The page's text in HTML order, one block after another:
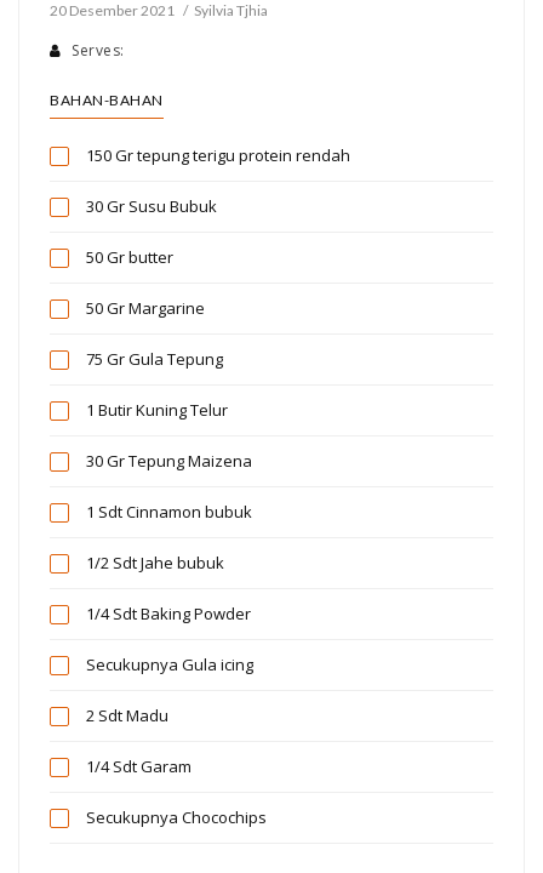
20 Desember 2021 Syilvia Tjhia
Serves:
BAHAN-BAHAN
150 Grtepung terigu protein rendah
30 Gr Susu Bubuk
50 Grbutter
50 GrMargarine
75 GrGula Tepung
1 ButirKuning Telur
30 GrTepung Maizena
1 SdtCinnamon bubuk
1/2 SdtJahe bubuk
1/4 SdtBaking Powder
Secukupnya Gula icing
2 SdtMadu
1/4 SdtGaram
Secukupnya Chocochips